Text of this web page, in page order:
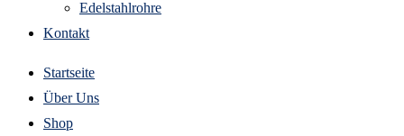
Edelstahlrohre
Kontakt
Startseite
Über Uns
Shop